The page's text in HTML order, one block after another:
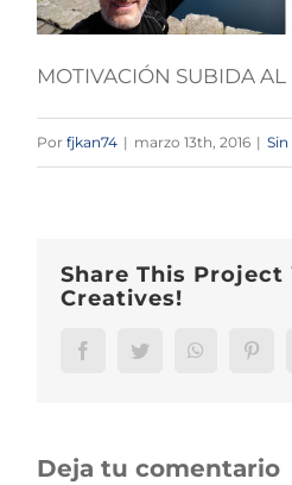
MOTIVACIÓN SUBIDA AL
Porfjkan74 | marzo 13th, 2016 |
Share This
Creatives!
FacebookTwitter WhatsApp
Deja tu comentario